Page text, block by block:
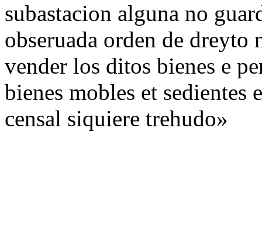
subastacion alguna no
obseruada orden de dreyto
vender los ditos bienes e
bienes mobles et
censal siquiere trehudo»